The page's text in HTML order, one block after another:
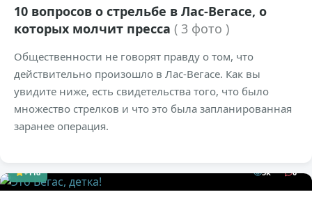
10 вопросов о стрельбе в Лас-Вегасе, о
которых молчит пресса ( 3 фото )
Общественности не говорят правду о том, что
действительно произошло в Лас-Вегасе. Как вы
увидите ниже, есть свидетельства того, что было
множество стрелков и что это была запланированная
заранее операция.
+118 5к 0